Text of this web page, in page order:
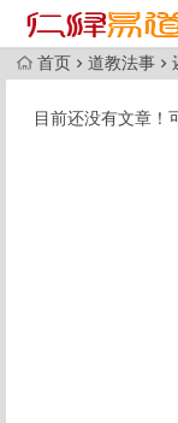
首页 道教法事
目前还没有文章！